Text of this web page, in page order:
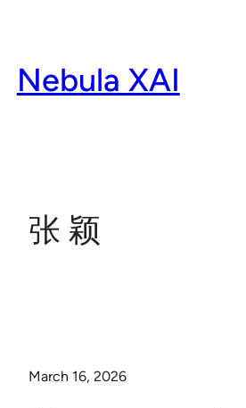
content
Nebula XAI
张 颖
March 16, 2026